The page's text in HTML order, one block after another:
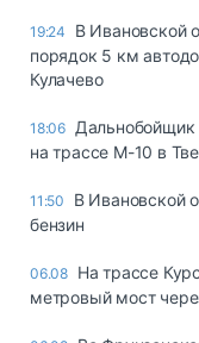
19:24
В Ивановской
порядок 5 км
Кулачево
18:06 Дальнобойщик
на трассе М-10 в
11:50
В Ивановской
бензин
06.08 На трассе
метровый мост